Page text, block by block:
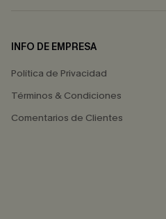
INFO DE EMPRESA
Política de Privacidad
Términos & Condiciones
Comentarios de Clientes